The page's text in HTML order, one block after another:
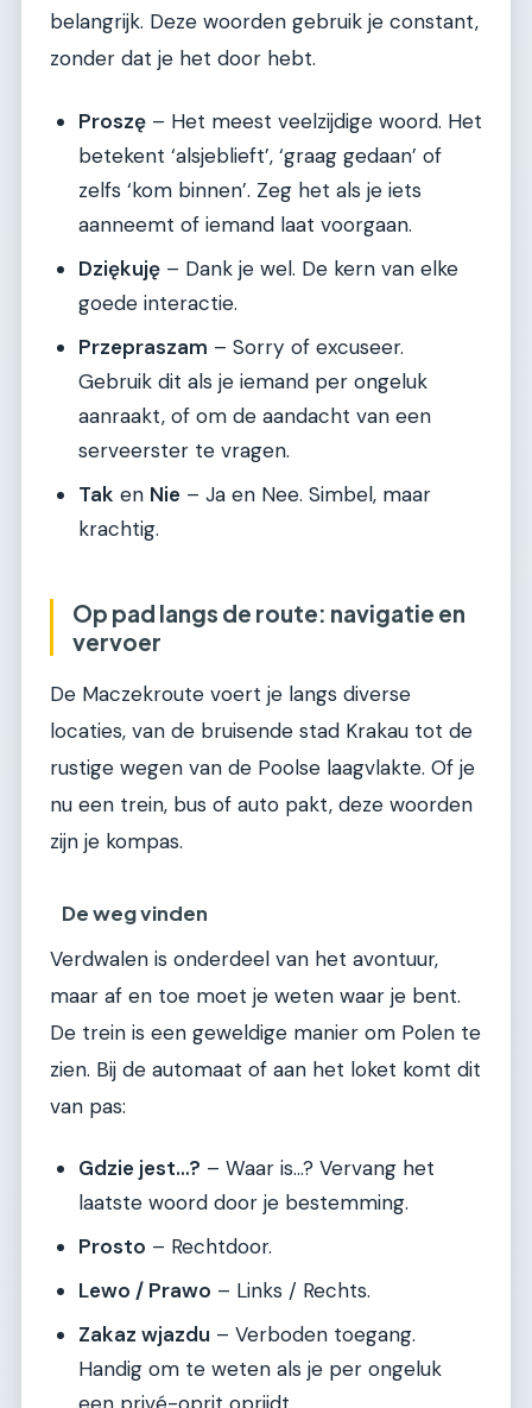
belangrijk. Deze woorden gebruik je constant,
zonder dat je het door hebt.
Proszę – Het meest veelzijdige woord. Het
betekent ‘alsjeblieft’, ‘graag gedaan’ of
zelfs ‘kom binnen’. Zeg het als je iets
aanneemt of iemand laat voorgaan.
Dziękuję – Dank je wel. De kern van elke
goede interactie.
Przepraszam – Sorry of excuseer.
Gebruik dit als je iemand per ongeluk
aanraakt, of om de aandacht van een
serveerster te vragen.
Tak en Nie – Ja en Nee. Simbel, maar
krachtig.
Op pad langs de route: navigatie en
vervoer
De Maczekroute voert je langs diverse
locaties, van de bruisende stad Krakau tot de
rustige wegen van de Poolse laagvlakte. Of je
nu een trein, bus of auto pakt, deze woorden
zijn je kompas.
De weg vinden
Verdwalen is onderdeel van het avontuur,
maar af en toe moet je weten waar je bent.
De trein is een geweldige manier om Polen te
zien. Bij de automaat of aan het loket komt dit
van pas:
Gdzie jest…? – Waar is…? Vervang het
laatste woord door je bestemming.
Prosto – Rechtdoor.
Lewo / Prawo – Links / Rechts.
Zakaz wjazdu – Verboden toegang.
Handig om te weten als je per ongeluk